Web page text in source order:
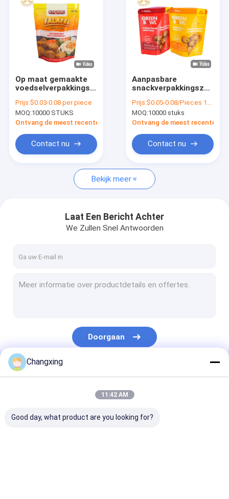
Producten
over ons
Rondleiding door de fabriek
Nieuws
Gevallen
Vraag een offerte
snack verpakkende zakken
Braadstukkip verpakking
Droge Voedsel Verpakkingszak
Plantaardige Verpakkingszakken
Vacuüm Verpakkingszak
Op maat gemaakte
voedselverpakkingszak
gelamineerde
opstaande tas voor
gefrituurd voedsel
Prijs:$0.03-0.08 per piece
MOQ:10000 STUKS
Ontvang de meest recente Prijs
Contact nu
Aanpasbare
snackverpakkingszakken
opstapzakken
geschikt voor
verschillende
Prijs:$0.05-0.08/Pieces 1000-99999 Pieces
MOQ:10000 stuks
Ontvang de meest recente
Contact nu
Bekijk meer
Laat Een Bericht Achter
We Zullen Snel Antwoorden
Doorgaan
Onze Categorieën
Changxing
11:42 AM
Good day, what product are you looking for?